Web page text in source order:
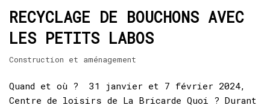
RECYCLAGE DE BOUCHONS AVEC
LES PETITS LABOS
Construction et aménagement
Quand et où ? 31 janvier et 7 février 2024,
Centre de loisirs de La Bricarde Quoi ? Durant